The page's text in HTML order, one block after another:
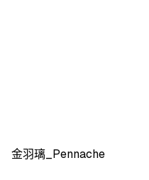
金羽璃_Pennache